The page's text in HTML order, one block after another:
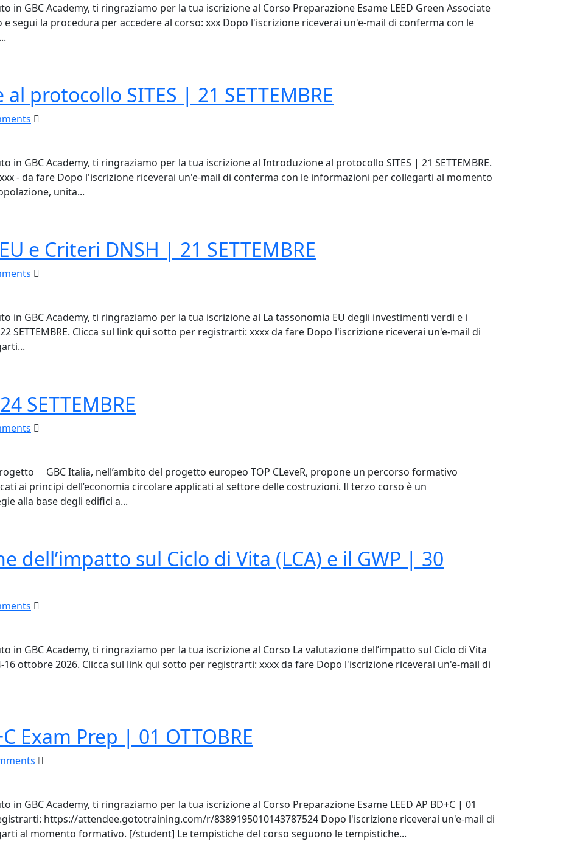
in GBC Academy, ti ringraziamo per la tua iscrizione al Corso Preparazione Esame LEED Green Associate
e segui la procedura per accedere al corso: xxx Dopo l'iscrizione riceverai un'e-mail di conferma con le
protocollo SITES | 21 SETTEMBRE
in GBC Academy, ti ringraziamo per la tua iscrizione al Introduzione al protocollo SITES | 21 SETTEMBRE.
- da fare Dopo l'iscrizione riceverai un'e-mail di conferma con le informazioni per collegarti al momento
unita...
e Criteri DNSH | 21 SETTEMBRE
in GBC Academy, ti ringraziamo per la tua iscrizione al La tassonomia EU degli investimenti verdi e i
SETTEMBRE. Clicca sul link qui sotto per registrarti: xxxx da fare Dopo l'iscrizione riceverai un'e-mail di
SETTEMBRE
GBC Italia, nell’ambito del progetto europeo TOP CLeveR, propone un percorso formativo
ai principi dell’economia circolare applicati al settore delle costruzioni. Il terzo corso è un
alla base degli edifici a...
dell’impatto sul Ciclo di Vita (LCA) e il GWP | 30
in GBC Academy, ti ringraziamo per la tua iscrizione al Corso La valutazione dell’impatto sul Ciclo di Vita
16 ottobre 2026. Clicca sul link qui sotto per registrarti: xxxx da fare Dopo l'iscrizione riceverai un'e-mail di
Exam Prep | 01 OTTOBRE
in GBC Academy, ti ringraziamo per la tua iscrizione al Corso Preparazione Esame LEED AP BD+C | 01
https://attendee.gototraining.com/r/8389195010143787524 Dopo l'iscrizione riceverai un'e-mail di
al momento formativo. [/student] Le tempistiche del corso seguono le tempistiche...